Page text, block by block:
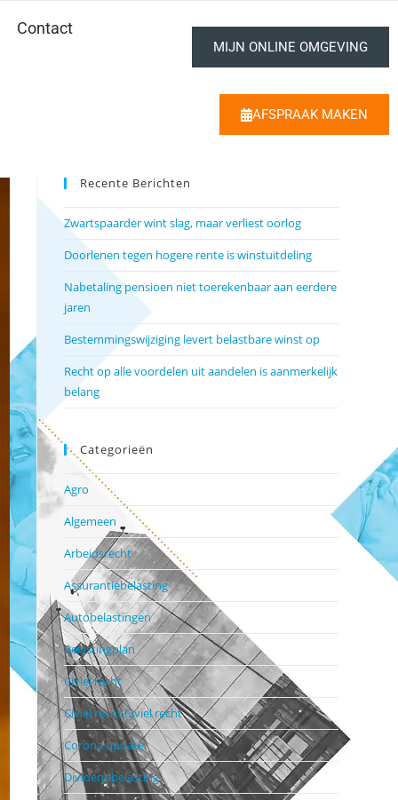
Contact
MIJN ONLINE OMGEVING
AFSPRAAK MAKEN
Recente Berichten
Zwartspaarder wint slag, maar verliest oorlog
Doorlenen tegen hogere rente is winstuitdeling
Nabetaling pensioen niet toerekenbaar aan eerdere
jaren
Bestemmingswijziging levert belastbare winst op
Recht op alle voordelen uit aandelen is aanmerkelijk
belang
Categorieën
Agro
Algemeen
Arbeidsrecht
Assurantiebelasting
Autobelastingen
Belastingplan
Civiel recht
Civiel recht,Civiel recht
Corona update
Dividendbelasting